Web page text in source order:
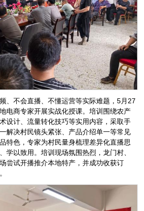
、不会直播、不懂运营等实际难题，5月27
电商专家开展实战化授课。培训围绕农产
设计、流量转化技巧等实用内容，采取手
解决村民镜头紧张、产品介绍单一等常见
特色，专家为村民量身梳理差异化直播思
学以致用。培训现场氛围热烈，龙门村、
尝试开播推介本地特产，并成功收获订